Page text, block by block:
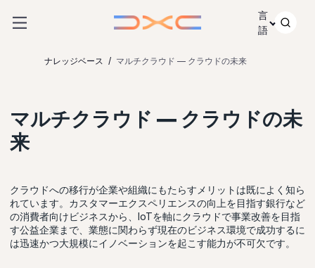
言
語
ナレッジベース マルチクラウド — クラウドの未来
マルチクラウド — クラウドの未
来
クラウドへの移行が企業や組織にもたらすメリットは既によく知ら
れています。カスタマーエクスペリエンスの向上を目指す銀行など
の消費者向けビジネスから、IoTを軸にクラウドで事業改善を目指
す公益企業まで、業態に関わらず現在のビジネス環境で成功するに
は迅速かつ大規模にイノベーションを起こす能力が不可欠です。